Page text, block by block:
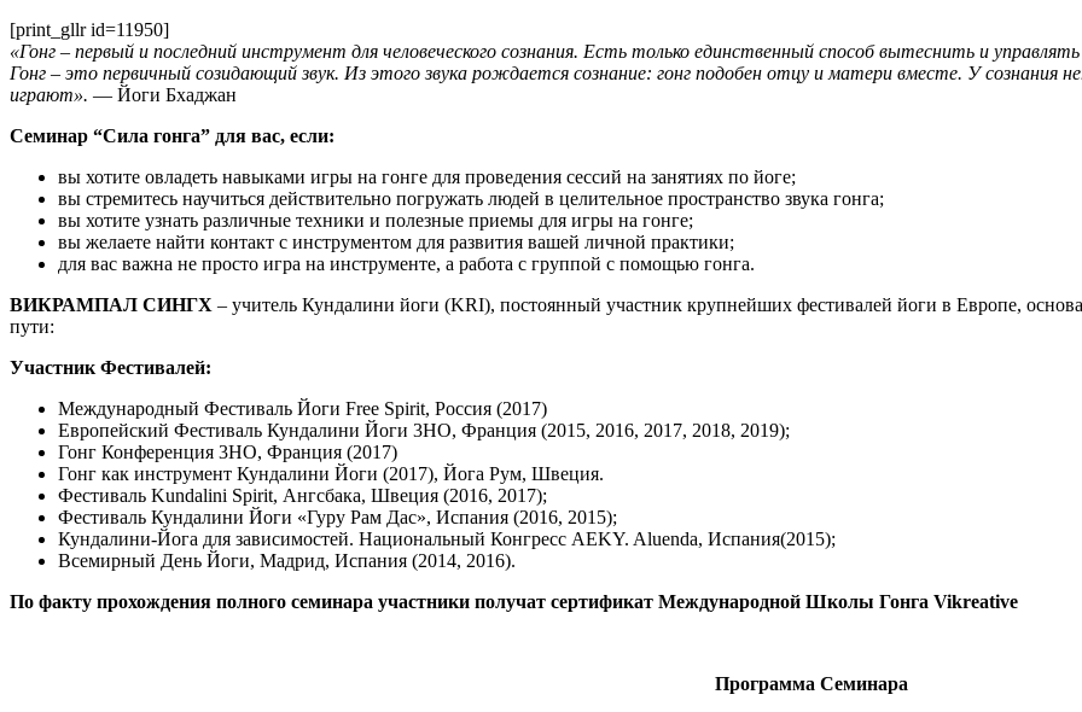
[print_gllr id=11950]
«Гонг – первый и последний инструмент для человеческого сознания. Есть только единственный способ вытеснить и управлять
Гонг – это первичный созидающий звук. Из этого звука рождается сознание: гонг подобен отцу и матери вместе. У
играют». — Йоги Бхаджан
Семинар “Сила гонга” для вас, если:
вы хотите овладеть навыками игры на гонге для проведения сессий на занятиях по йоге;
вы стремитесь научиться действительно погружать людей в целительное пространство звука гонга;
вы хотите узнать различные техники и полезные приемы для игры на гонге;
вы желаете найти контакт с инструментом для развития вашей личной практики;
для вас важна не просто игра на инструменте, а работа с группой с помощью гонга.
ВИКРАМПАЛ СИНГХ – учитель Кундалини йоги (KRI), постоянный участник крупнейших фестивалей йоги в Европе,
пути:
Участник Фестивалей:
Международный Фестиваль Йоги Free Spirit, Россия (2017)
Европейский Фестиваль Кундалини Йоги 3HO, Франция (2015, 2016, 2017, 2018, 2019);
Гонг Конференция 3HO, Франция (2017)
Гонг как инструмент Кундалини Йоги (2017), Йога Рум, Швеция.
Фестиваль Kundalini Spirit, Ангсбака, Швеция (2016, 2017);
Фестиваль Кундалини Йоги «Гуру Рам Дас», Испания (2016, 2015);
Кундалини-Йога для зависимостей. Национальный Конгресс AEKY. Aluenda, Испания(2015);
Всемирный День Йоги, Мадрид, Испания (2014, 2016).
По факту прохождения полного семинара участники получат сертификат Международной Школы Гонга Vikreative
Программа Семинара